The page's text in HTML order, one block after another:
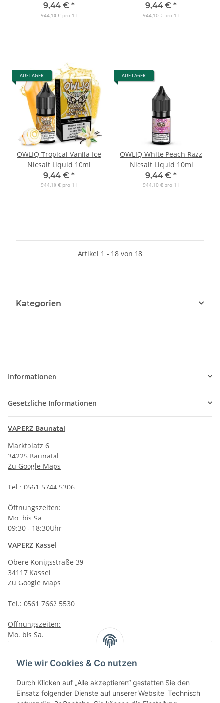
Wie wir Cookies & Co nutzen
Durch Klicken auf „Alle akzeptieren“ gestatten Sie den
Einsatz folgender Dienste auf unserer Website: Technisch
9,44 € *
944,10 € pro 1 l
9,44 € *
944,10 € pro 1 l
AUF LAGER
OWLIQ Tropical Vanila Ice
Nicsalt Liquid 10ml
9,44 € *
944,10 € pro 1 l
AUF LAGER
OWLIQ White Peach Razz
Nicsalt Liquid 10ml
9,44 € *
944,10 € pro 1 l
Artikel 1 - 18 von 18
Kategorien
Informationen
Gesetzliche Informationen
VAPERZ Baunatal
Marktplatz 6
34225 Baunatal
Zu Google Maps
Tel.: 0561 5744 5306
Öffnungszeiten:
Mo. bis Sa.
09:30 - 18:30Uhr
VAPERZ Kassel
Obere Königsstraße 39
34117 Kassel
Zu Google Maps
Tel.: 0561 7662 5530
Öffnungszeiten:
Mo. bis Sa.
VAPERZ Vellmar
Lange Wender 7
34246 Vellmar
Zu Google Maps